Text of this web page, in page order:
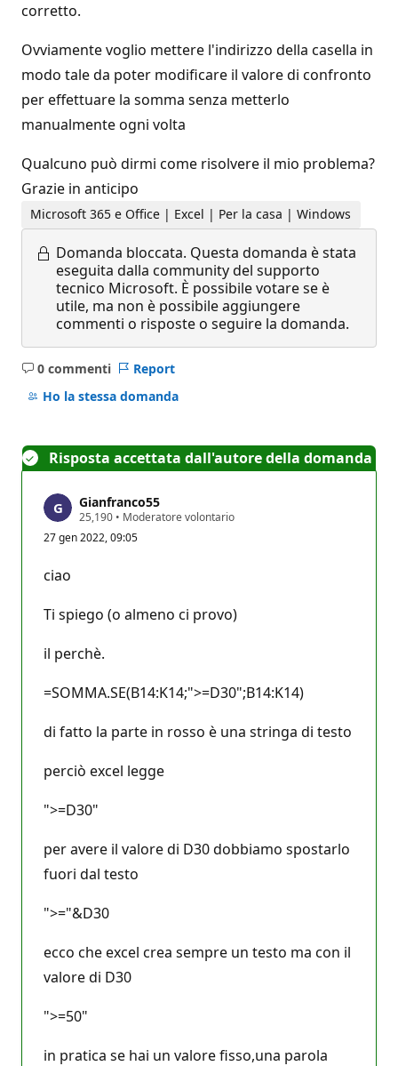
corretto.
Ovviamente voglio mettere l'indirizzo della casella in
modo tale da poter modificare il valore di confronto
per effettuare la somma senza metterlo
manualmente ogni volta
Qualcuno può dirmi come risolvere il mio problema?
Grazie in anticipo
Microsoft 365 e Office | Excel | Per la casa | Windows
Domanda bloccata. Questa domanda è stata
eseguita dalla community del supporto
tecnico Microsoft. È possibile votare se è
utile, ma non è possibile aggiungere
commenti o risposte o seguire la domanda.
0 commenti
Nessun
commento
Report
Ho la stessa domanda
Risposta accettata dall'autore della domanda
Gianfranco55
25,190 P
n
r
e
z
i
n
• Moderatore volontario
27 gen 2022, 09:05
ciao
Ti spiego (o almeno ci provo)
il perchè.
=SOMMA.SE(B14:K14;">=D30";B14:K14)
di fatto la parte in rosso è una stringa di testo
perciò excel legge
">=D30"
per avere il valore di D30 dobbiamo spostarlo
fuori dal testo
">="&D30
ecco che excel crea sempre un testo ma con il
valore di D30
">=50"
in pratica se hai un valore fisso,una parola